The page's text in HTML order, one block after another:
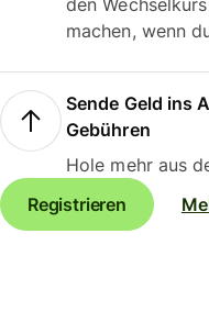
den
machen, wenn
Sende Geld ins
Gebühren
Hole mehr aus
Registrieren